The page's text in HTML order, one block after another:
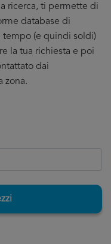
ricerca, ti permette di
database di
tempo (e quindi soldi)
la tua richiesta e poi
dai
zona.